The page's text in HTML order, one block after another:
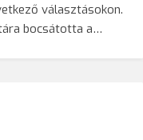
választásokon.
bocsátotta a…